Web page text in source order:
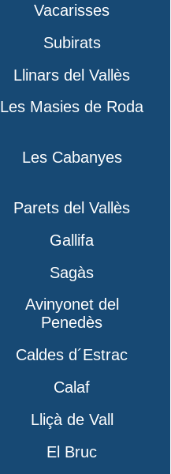
Vacarisses
Subirats
Llinars del Vallès
Les Masies de Roda
Les Cabanyes
Parets del Vallès
Gallifa
Sagàs
Avinyonet del
Penedès
Caldes d´Estrac
Calaf
Lliçà de Vall
El Bruc